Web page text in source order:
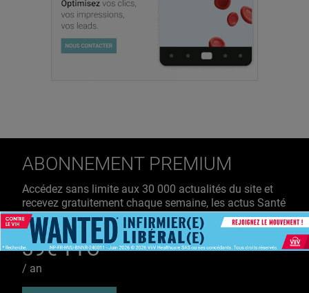
ABONNEMENT PREMIUM
Accédez sans limite aux 30 000 actualités du site et
recevez gratuitement chaque semaine, les actus Santé
à ne pas manquer !
39€ TTC
/ an